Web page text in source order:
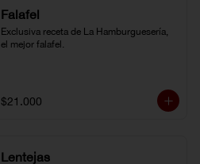
Falafel
Exclusiva receta de La Hamburguesería,
el mejor falafel.
$21.000
Lentejas